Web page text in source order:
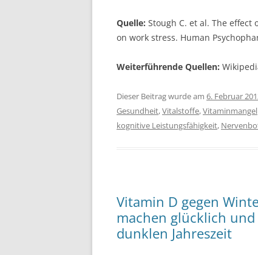
Quelle: Stough C. et al. The
on work stress. Human
Weiterführende Quellen:
Dieser Beitrag wurde am 6. Februar
Gesundheit,Vitalstoffe,Vitaminmangel
kognitive Leistungsfähigkeit,
Vitamin D gegen
machen glücklich
dunklen Jahreszeit